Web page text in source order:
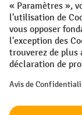
All prices excl. VAT
if not stated
¹ La remise est
s'applique pas aux
avec d'autres
réduction sera
à la newsletter. Le